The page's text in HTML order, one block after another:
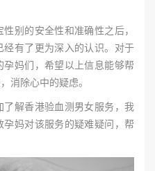
的安全性和准确性之后，
有了更为深入的认识。对于
妈们，希望以上信息能够帮
消除心中的疑虑。
解香港验血测男女服务，我
妈对该服务的疑难疑问，帮